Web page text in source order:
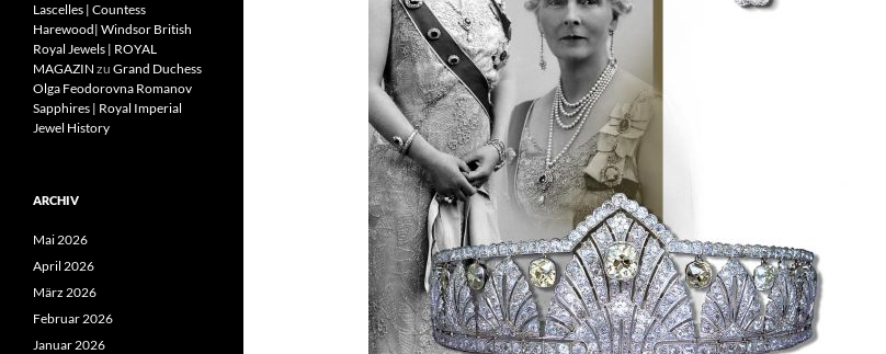
Lascelles | Countess
Harewood| Windsor British
Royal Jewels | ROYAL
MAGAZIN zu Grand Duchess
Olga Feodorovna Romanov
Sapphires | Royal Imperial
Jewel History
ARCHIV
Mai 2026
April 2026
März 2026
Februar 2026
Januar 2026